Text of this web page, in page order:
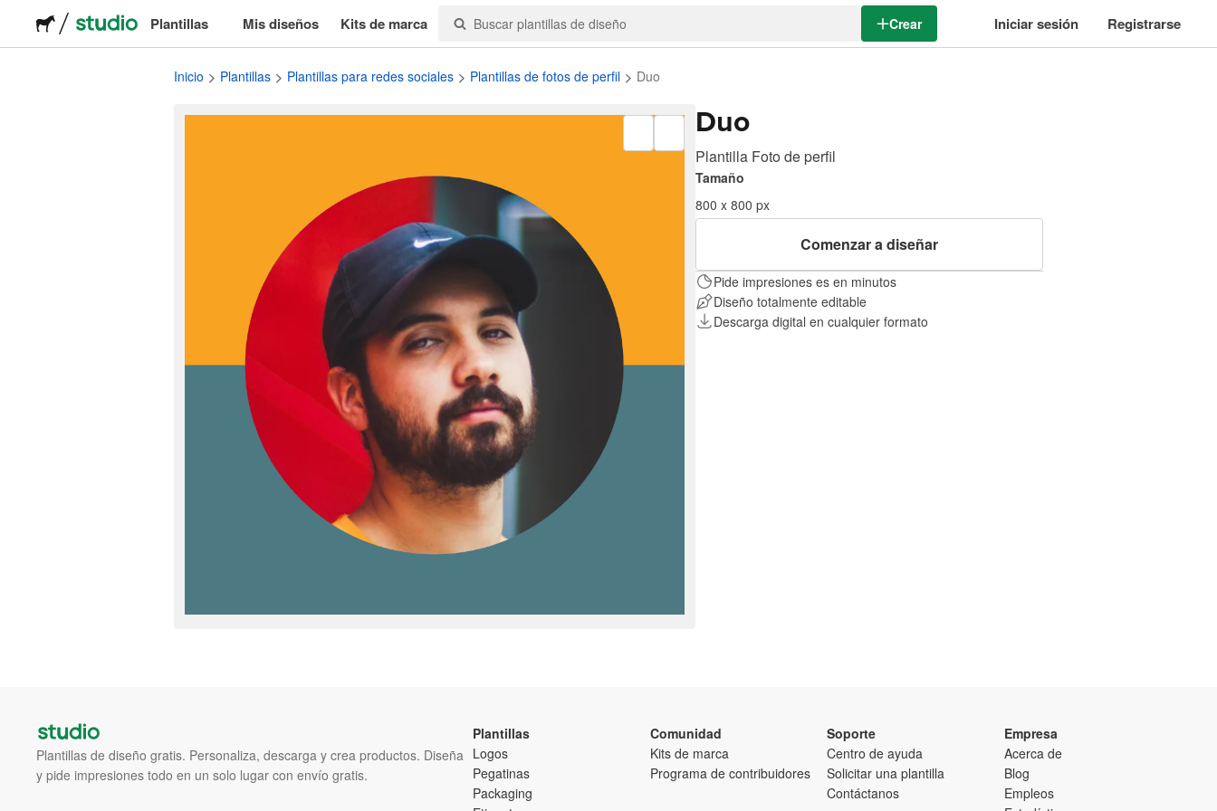
Plantillas
Packaging
Mis diseños Kits de marca Crear Iniciar sesión Registrarse
Inicio Plantillas Plantillas para redes sociales Plantillas de fotos de perfil Duo
Duo
Plantilla Foto de perfil
Tamaño
800 x 800 px
Comenzar a diseñar
Pide impresiones es en minutos
Diseño totalmente editable
Descarga digital en cualquier formato
Plantillas de diseño gratis. Personaliza, descarga y crea productos. Diseña
y pide impresiones todo en un solo lugar con envío gratis.
Plantillas
Logos
Pegatinas
Packaging
Comunidad
Kits de marca
Programa de contribuidores
Soporte
Centro de ayuda
Solicitar una plantilla
Contáctanos
Empresa
Acerca de
Blog
Empleos